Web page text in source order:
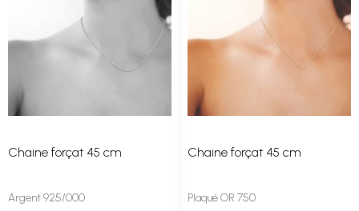
Chaine forçat 45 cm
Argent 925/000
Chaine forçat 45 cm
Plaqué OR 750